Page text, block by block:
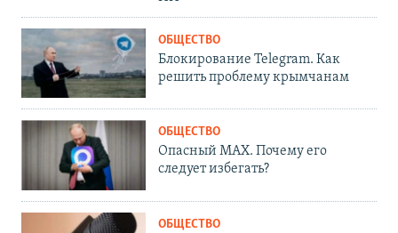
ОБЩЕСТВО
Блокирование Telegram. Как
решить проблему крымчанам
ОБЩЕСТВО
Опасный MAX. Почему его
следует избегать?
ОБЩЕСТВО